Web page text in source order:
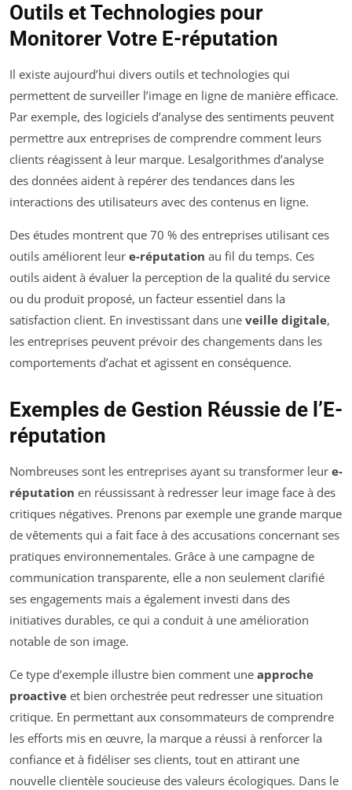
Outils et Technologies pour
Monitorer Votre E-réputation
Il existe aujourd’hui divers outils et technologies qui
permettent de surveiller l’image en ligne de manière efficace.
Par exemple, des logiciels d’analyse des sentiments peuvent
permettre aux entreprises de comprendre comment leurs
clients réagissent à leur marque. Lesalgorithmes d’analyse
des données aident à repérer des tendances dans les
interactions des utilisateurs avec des contenus en ligne.
Des études montrent que 70 % des entreprises utilisant ces
outils améliorent leur e-réputation au fil du temps. Ces
outils aident à évaluer la perception de la qualité du service
ou du produit proposé, un facteur essentiel dans la
satisfaction client. En investissant dans une veille digitale,
les entreprises peuvent prévoir des changements dans les
comportements d’achat et agissent en conséquence.
Exemples de Gestion Réussie de l’E-
réputation
Nombreuses sont les entreprises ayant su transformer leur e-
réputation en réussissant à redresser leur image face à des
critiques négatives. Prenons par exemple une grande marque
de vêtements qui a fait face à des accusations concernant ses
pratiques environnementales. Grâce à une campagne de
communication transparente, elle a non seulement clarifié
ses engagements mais a également investi dans des
initiatives durables, ce qui a conduit à une amélioration
notable de son image.
Ce type d’exemple illustre bien comment une approche
proactive et bien orchestrée peut redresser une situation
critique. En permettant aux consommateurs de comprendre
les efforts mis en œuvre, la marque a réussi à renforcer la
confiance et à fidéliser ses clients, tout en attirant une
nouvelle clientèle soucieuse des valeurs écologiques. Dans le